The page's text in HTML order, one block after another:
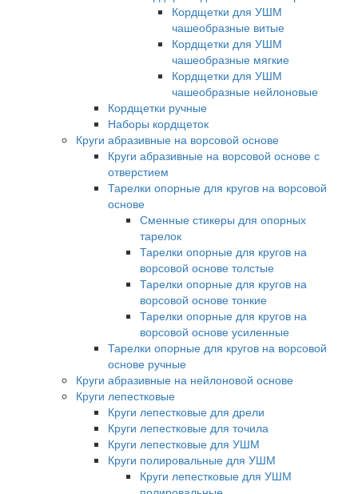
Кордщетки для УШМ
чашеобразные витые
Кордщетки для УШМ
чашеобразные мягкие
Кордщетки для УШМ
чашеобразные нейлоновые
Кордщетки ручные
Наборы кордщеток
Круги абразивные на ворсовой основе
Круги абразивные на ворсовой основе с
отверстием
Тарелки опорные для кругов на ворсовой
основе
Сменные стикеры для опорных
тарелок
Тарелки опорные для кругов на
ворсовой основе толстые
Тарелки опорные для кругов на
ворсовой основе тонкие
Тарелки опорные для кругов на
ворсовой основе усиленные
Тарелки опорные для кругов на ворсовой
основе ручные
Круги абразивные на нейлоновой основе
Круги лепестковые
Круги лепестковые для дрели
Круги лепестковые для точила
Круги лепестковые для УШМ
Круги полировальные для УШМ
Круги лепестковые для УШМ